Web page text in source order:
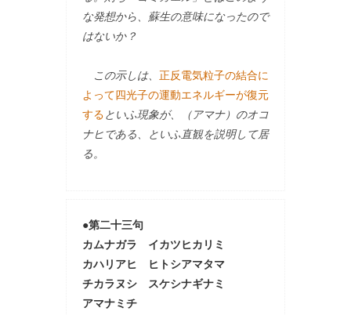
な発想から、蘇生の意味になったので
はないか？
この示しは、 正反電気粒子の結合に
よって四光子の運動エネルギーが復元
するといふ現象が、（アマナ）のオコ
ナヒである、といふ直観を説明して居
る。
●第二十三句
カムナガラ イカツヒカリミ
カハリアヒ ヒトシアマタマ
チカラヌシ スケシナギナミ
アマナミチ